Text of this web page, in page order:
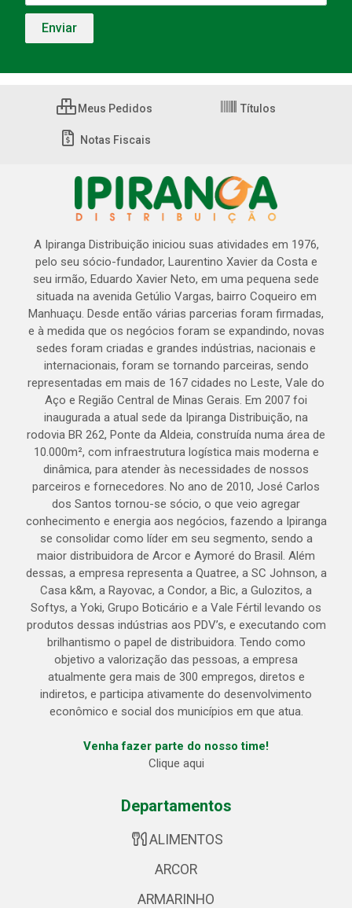
Meus Pedidos Títulos
Notas Fiscais
A Ipiranga Distribuição iniciou suas atividades em 1976,
pelo seu sócio-fundador, Laurentino Xavier da Costa e
seu irmão, Eduardo Xavier Neto, em uma pequena sede
situada na avenida Getúlio Vargas, bairro Coqueiro em
Manhuaçu. Desde então várias parcerias foram firmadas,
e à medida que os negócios foram se expandindo, novas
sedes foram criadas e grandes indústrias, nacionais e
internacionais, foram se tornando parceiras, sendo
representadas em mais de 167 cidades no Leste, Vale do
Aço e Região Central de Minas Gerais. Em 2007 foi
inaugurada a atual sede da Ipiranga Distribuição, na
rodovia BR 262, Ponte da Aldeia, construída numa área de
10.000m², com infraestrutura logística mais moderna e
dinâmica, para atender às necessidades de nossos
parceiros e fornecedores. No ano de 2010, José Carlos
dos Santos tornou-se sócio, o que veio agregar
conhecimento e energia aos negócios, fazendo a Ipiranga
se consolidar como líder em seu segmento, sendo a
maior distribuidora de Arcor e Aymoré do Brasil. Além
dessas, a empresa representa a Quatree, a SC Johnson, a
Casa k&m, a Rayovac, a Condor, a Bic, a Gulozitos, a
Softys, a Yoki, Grupo Boticário e a Vale Fértil levando os
produtos dessas indústrias aos PDV’s, e executando com
brilhantismo o papel de distribuidora. Tendo como
objetivo a valorização das pessoas, a empresa
atualmente gera mais de 300 empregos, diretos e
indiretos, e participa ativamente do desenvolvimento
econômico e social dos municípios em que atua.
Venha fazer parte do nosso time!
Clique aqui
Departamentos
ALIMENTOS
ARCOR
ARMARINHO